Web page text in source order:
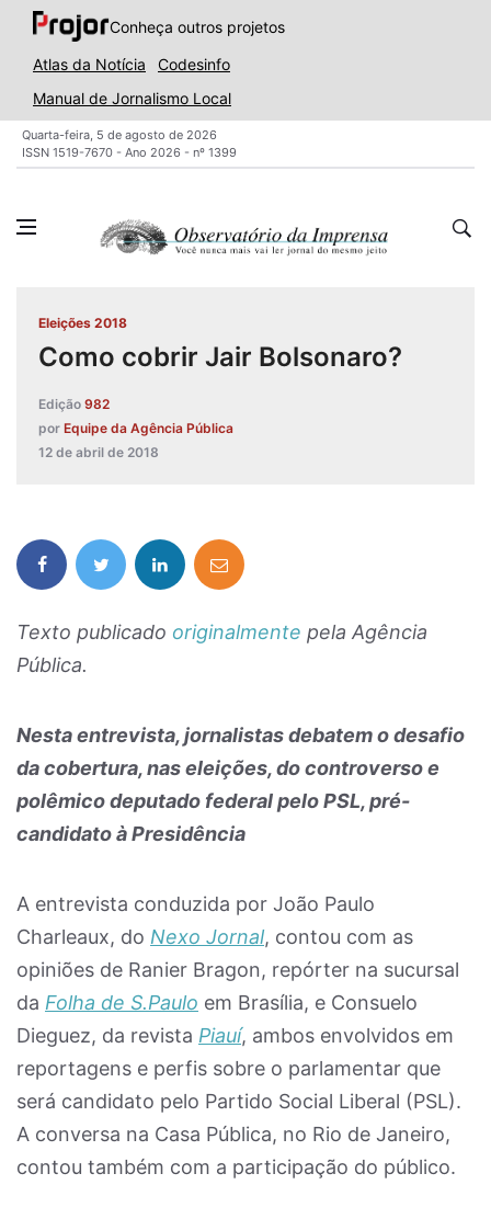
Conheça outros projetos
Atlas da Notícia
Codesinfo
Manual de Jornalismo Local
Quarta-feira, 5 de agosto de 2026
ISSN 1519-7670 - Ano 2026 - nº 1399
Eleições 2018
Como cobrir Jair Bolsonaro?
Edição 982
por Equipe da Agência Pública
12 de abril de 2018
Texto publicado originalmente pela Agência
Pública.
Nesta entrevista, jornalistas debatem o desafio
da cobertura, nas eleições, do controverso e
polêmico deputado federal pelo PSL, pré-
candidato à Presidência
A entrevista conduzida por João Paulo
Charleaux, do Nexo Jornal, contou com as
opiniões de Ranier Bragon, repórter na sucursal
da Folha de S.Paulo em Brasília, e Consuelo
Dieguez, da revista Piauí, ambos envolvidos em
reportagens e perfis sobre o parlamentar que
será candidato pelo Partido Social Liberal (PSL).
A conversa na Casa Pública, no Rio de Janeiro,
contou também com a participação do público.